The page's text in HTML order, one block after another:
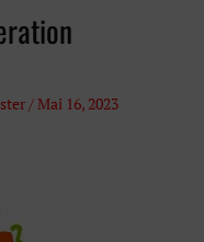
/Mai 16, 2023